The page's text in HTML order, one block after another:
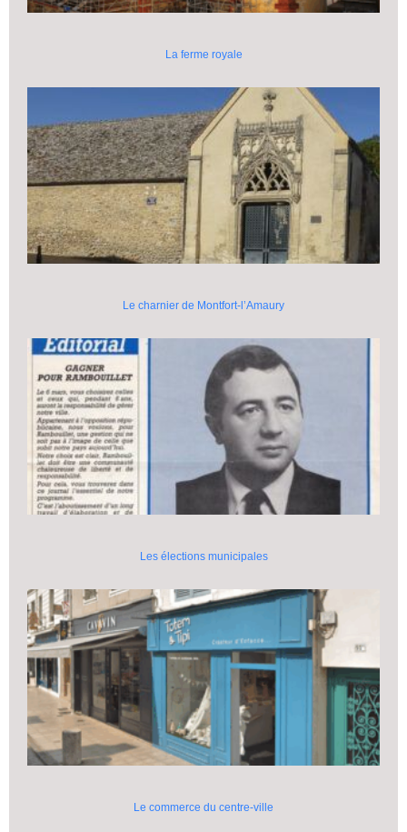
La ferme royale
Le charnier de Montfort-l’Amaury
Les élections municipales
Le commerce du centre-ville